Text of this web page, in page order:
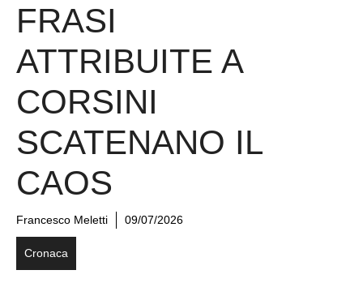
FRASI
ATTRIBUITE A
CORSINI
SCATENANO IL
CAOS
Francesco Meletti 09/07/2026
Cronaca